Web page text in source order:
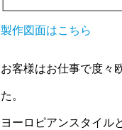
製作図面はこちら
お客様はお仕事で度々
た。
ヨーロピアンスタイル